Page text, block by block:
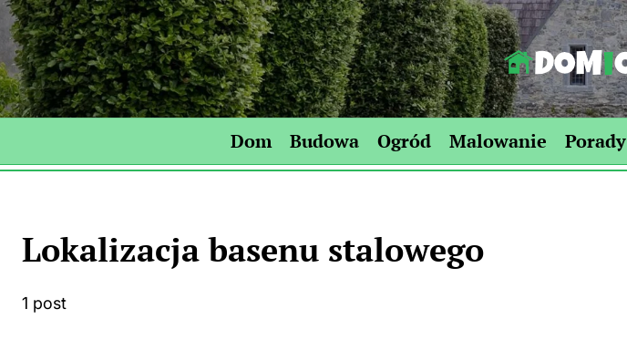
Skip
to
content
Dom-
Ogród.edu.pl
Dom Budowa Ogród Malowanie Porady
Lokalizacja basenu stalowego
1 post